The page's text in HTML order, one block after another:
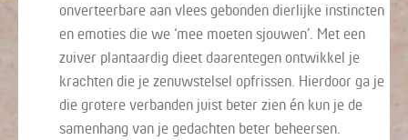
onverteerbare aan vlees gebonden dierlijke instincten
en emoties die we ‘mee moeten sjouwen’. Met een
zuiver plantaardig dieet daarentegen ontwikkel je
krachten die je zenuwstelsel opfrissen. Hierdoor ga je
die grotere verbanden juist beter zien én kun je de
samenhang van je gedachten beter beheersen.